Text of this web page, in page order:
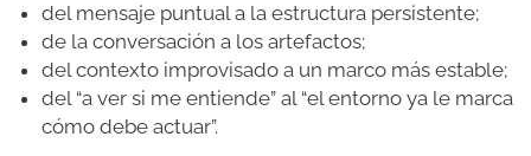
del mensaje puntual a la estructura persistente;
de la conversación a los artefactos;
del contexto improvisado a un marco más estable;
del “a ver si me entiende” al “el entorno ya le marca
cómo debe actuar”.